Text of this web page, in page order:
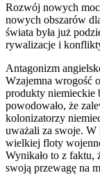
Rozwój nowych
nowych obszarów
świata była już
rywalizacje i
Antagonizm
Wzajemna wrogość
produkty niemieckie
powodowało, że
kolonizatorzy
uważali za swoje.
wielkiej floty
Wynikało to z faktu,
swoją przewagę na